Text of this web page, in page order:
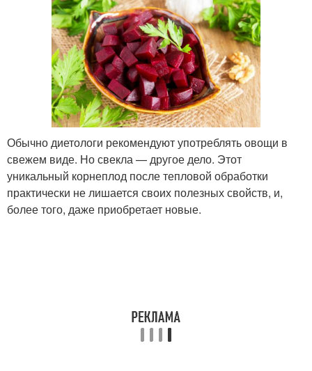
Обычно диетологи рекомендуют употреблять овощи в
свежем виде. Но свекла — другое дело. Этот
уникальный корнеплод после тепловой обработки
практически не лишается своих полезных свойств, и,
более того, даже приобретает новые.